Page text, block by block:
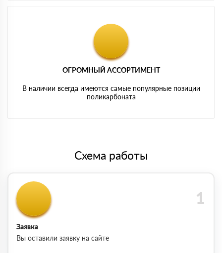
ОГРОМНЫЙ АССОРТИМЕНТ
В наличии всегда имеются самые популярные позиции
поликарбоната
Схема работы
Заявка
Вы оставили заявку на сайте